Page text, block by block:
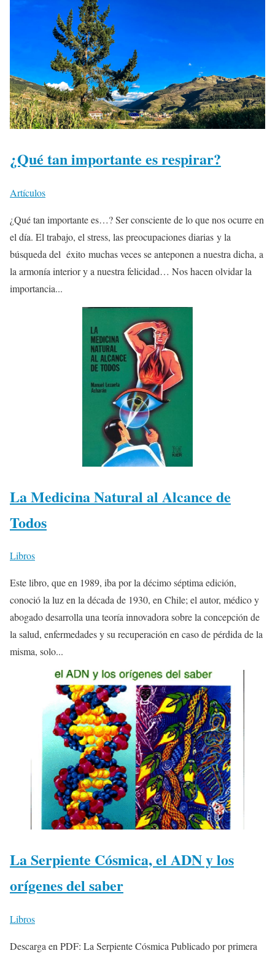
¿Qué tan importante es respirar?
Artículos
¿Qué tan importante es…? Ser consciente de lo que nos ocurre en
el día. El trabajo, el stress, las preocupaciones diarias y la
búsqueda del éxito muchas veces se anteponen a nuestra dicha, a
la armonía interior y a nuestra felicidad… Nos hacen olvidar la
importancia...
La Medicina Natural al Alcance de
Todos
Libros
Este libro, que en 1989, iba por la décimo séptima edición,
conoció la luz en la década de 1930, en Chile; el autor, médico y
abogado desarrolla una teoría innovadora sobre la concepción de
la salud, enfermedades y su recuperación en caso de pérdida de la
misma, solo...
La Serpiente Cósmica, el ADN y los
orígenes del saber
Libros
Descarga en PDF: La Serpiente Cósmica Publicado por primera